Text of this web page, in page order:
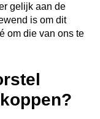
gelijk aan de
is om dit
om die van ons te